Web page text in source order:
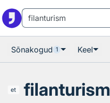
Sõnakogud 1 Keel
et filanturism